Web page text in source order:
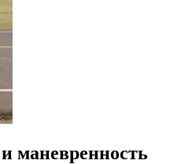
маневренность